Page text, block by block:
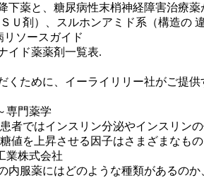
薬と、糖尿病性末梢神経障害治療
Ｕ剤）、スルホンアミド系（構造の
リソースガイド
イド薬薬剤一覧表.
くために、イーライリリー社がご提
専門薬学
者ではインスリン分泌やインスリン
値を上昇させる因子はさまざまなもの
業株式会社
内服薬にはどのような種類があるの